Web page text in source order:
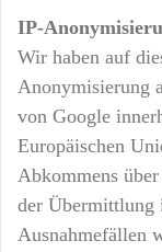
IP-
Wir haben auf
Anonymisierung
von Google
Europäischen
Abkommens
der
Ausnahmefällen